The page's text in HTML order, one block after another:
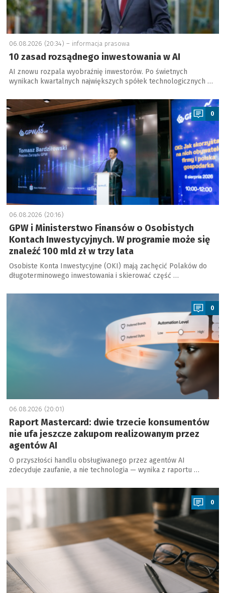
06.08.2026 (20:34) – informacja prasowa
10 zasad rozsądnego inwestowania w AI
AI znowu rozpala wyobraźnię inwestorów. Po świetnych
wynikach kwartalnych największych spółek technologicznych …
a
0
06.08.2026 (20:16)
GPW i Ministerstwo Finansów o Osobistych
Kontach Inwestycyjnych. W programie może się
znaleźć 100 mld zł w trzy lata
Osobiste Konta Inwestycyjne (OKI) mają zachęcić Polaków do
długoterminowego inwestowania i skierować część …
a
0
06.08.2026 (20:01)
Raport Mastercard: dwie trzecie konsumentów
nie ufa jeszcze zakupom realizowanym przez
agentów AI
O przyszłości handlu obsługiwanego przez agentów AI
zdecyduje zaufanie, a nie technologia — wynika z raportu …
a
0